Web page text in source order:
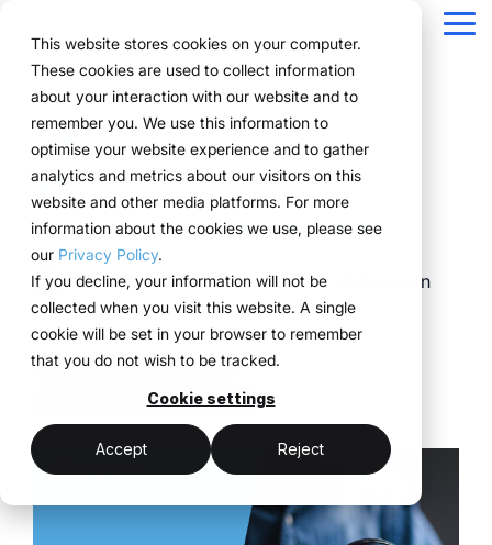
This website stores cookies on your computer.
These cookies are used to collect information
about your interaction with our website and to
remember you. We use this information to
optimise your website experience and to gather
analytics and metrics about our visitors on this
website and other media platforms. For more
information about the cookies we use, please see
our Privacy Policy.
If you decline, your information will not be
collected when you visit this website. A single
cookie will be set in your browser to remember
that you do not wish to be tracked.
Cookie settings
Accept Reject
überspringen
Overzicht
Zo werkt het
Het systeem
Structuur voor uw
eventprocessen.
ExpoCloud brengt
planning, uitvoering en
evaluatie samen in één
centraal systeem.
Voor bedrijven die hun
beursoptredens willen
standaardiseren en
schaalbaar willen
aansturen..
één systeem in plaats
van losse
oplossingen
duidelijke processen
Functionaliteiten
Planning
Boeking
Logistiek
Analyse
Projectmanagement
Alles wat u nodig
heeft voor events.
Van de eerste planning
tot en met de evaluatie
werken alle
functionaliteiten
naadloos samen en
volgen zij een duidelijke
structuur.
centraal platform
(myWWM)
modulaire
beursstands
geïntegreerde
Marketingteams
Eventmanagers
Inkoop
Voor bedrijven met
complexe
eventstructuren
ExpoCloud is
ontwikkeld voor teams
die regelmatig aan
beurzen deelnemen en
hun processen eindelijk
willen structureren.
minder afstemming
meer controle
over alle locaties
Referenties
Projecten
Bewezen in de
praktijk.
Bedrijven uit diverse
sectoren beheren hun
events efficiënt,
schaalbaar en
gestructureerd met
ExpoCloud.
Prijzen & model
Huursystemen uitgelegd
Logistiek-flatrate
Schaalbaarheid
Publieke Versie
Over ons
WWM Groep
Duurzaamheid
Technologie & platform
Blog
Technologie
ontmoet
uitvoering
ExpoCloud
combineert
beursbouw en
logistiek,
ontwikkeld en
beheerd door
de WWM
Groep.
ExpoCloud
vereenvoudigt
compliancebeheer
Dr. Christian Coppeneur-Guelz:
Updated on
juni 17, 2026
Duurzaamheid & naleving
Projectbeheer & processen